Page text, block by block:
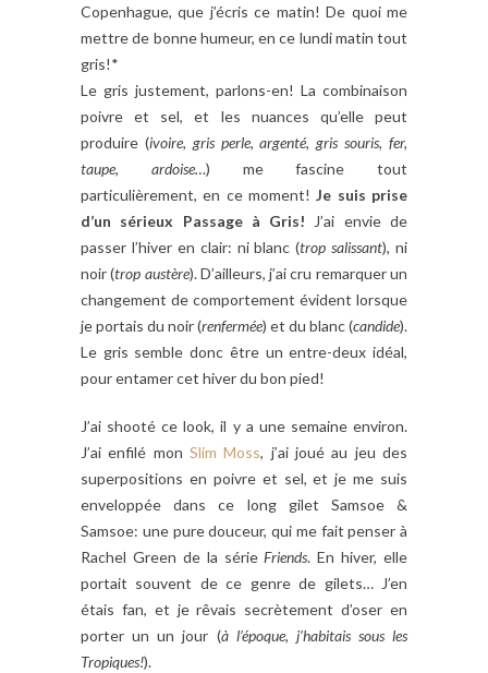
Copenhague, que j’écris ce matin! De quoi me
mettre de bonne humeur, en ce lundi matin tout
gris!*
Le gris justement, parlons-en! La combinaison
poivre et sel, et les nuances qu’elle peut
produire (ivoire, gris perle, argenté, gris souris, fer,
taupe, ardoise…) me fascine tout
particulièrement, en ce moment!Je suis prise
d’un sérieux Passage à Gris! J’ai envie de
passer l’hiver en clair: ni blanc (trop salissant), ni
noir (trop austère). D’ailleurs, j’ai cru remarquer un
changement de comportement évident lorsque
je portais du noir (renfermée) et du blanc (candide).
Le gris semble donc être un entre-deux idéal,
pour entamer cet hiver du bon pied!
J’ai shooté ce look, il y a une semaine environ.
J’ai enfilé mon Slim Moss, j’ai joué au jeu des
superpositions en poivre et sel, et je me suis
enveloppée dans ce long gilet Samsoe &
Samsoe: une pure douceur, qui me fait penser à
Rachel Green de la sérieFriends. En hiver, elle
portait souvent de ce genre de gilets… J’en
étais fan, et je rêvais secrètement d’oser en
porter un un jour (à l’époque, j’habitais sous les
Tropiques!).